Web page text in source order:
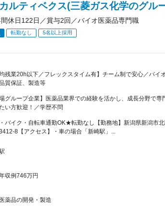
ルティベクス(三菱ガス化学のグル
休日122日／賞与2回／バイオ医薬品専門職
転勤なし 5名以上採用
均残業20h以下／フレックスタイム有】チーム制で安心／バイ
質保証、製造等
場グループ企業】医薬品業界での経験を活かし、成長分野で専
い方歓迎！／学歴不問
バイク・自転車通勤OK★転勤なし【勤務地】新潟県新潟市
8【アクセス】・車の場合「新崎駅」...
収例746万円
薬品の開発・製造